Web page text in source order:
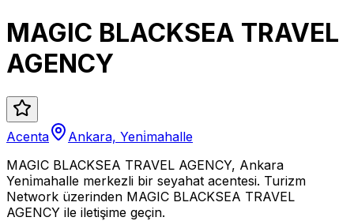
MAGIC BLACKSEA TRAVEL
AGENCY
Acenta
Ankara, Yeni̇mahalle
MAGIC BLACKSEA TRAVEL AGENCY, Ankara
Yeni̇mahalle merkezli bir seyahat acentesi. Turizm
Network üzerinden MAGIC BLACKSEA TRAVEL
AGENCY ile iletişime geçin.